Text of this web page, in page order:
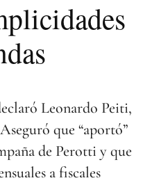
Leonardo Peiti,
que “aportó”
de Perotti y que
a fiscales